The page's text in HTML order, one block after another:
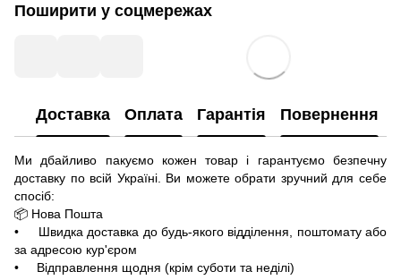
Поширити у соцмережах
Доставка Оплата Гарантія Повернення
Ми дбайливо пакуємо кожен товар і гарантуємо безпечну
доставку по всій Україні. Ви можете обрати зручний для себе
спосіб:
📦 Нова Пошта
• Швидка доставка до будь-якого відділення, поштомату або
за адресою кур'єром
• Відправлення щодня (крім суботи та неділі)